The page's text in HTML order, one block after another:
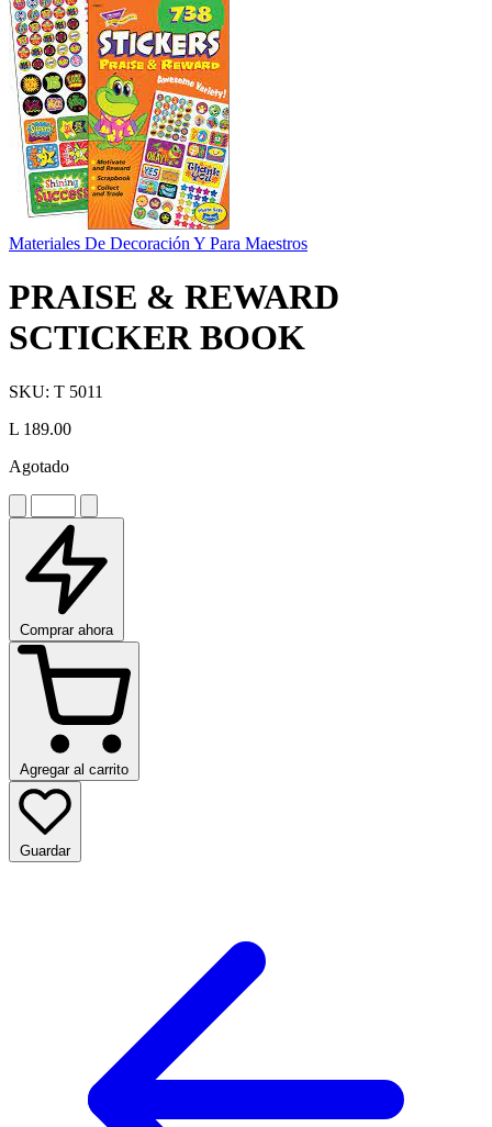
Materiales De Decoración Y Para Maestros
PRAISE & REWARD
SCTICKER BOOK
SKU: T 5011
L 189.00
Agotado
Comprar ahora
Agregar al carrito
Guardar